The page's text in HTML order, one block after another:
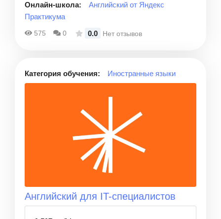
Онлайн-школа:
Английский от Яндекс
Практикума
575 0 0.0 Нет отзывов
Категория обучения: Иностранные языки
Английский для IT-специалистов